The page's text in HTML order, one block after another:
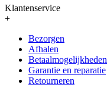
Klantenservice
+
Bezorgen
Afhalen
Betaalmogelijkheden
Garantie en reparatie
Retourneren